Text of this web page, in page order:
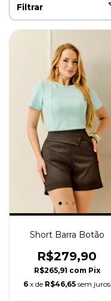
Filtrar
Short Barra Botão
R$279,90
R$265,91 com Pix
6 x de R$46,65 sem juros